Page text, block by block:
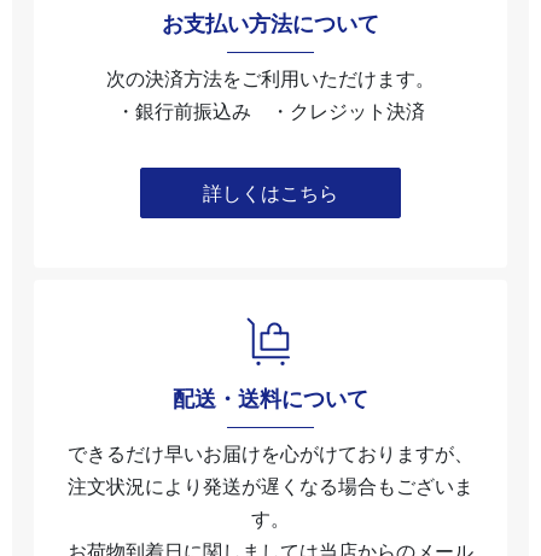
お支払い方法について
次の決済方法をご利用いただけます。
・銀行前振込み ・クレジット決済
詳しくはこちら
配送・送料について
できるだけ早いお届けを心がけておりますが、
注文状況により発送が遅くなる場合もございま
す。
お荷物到着日に関しましては当店からのメール